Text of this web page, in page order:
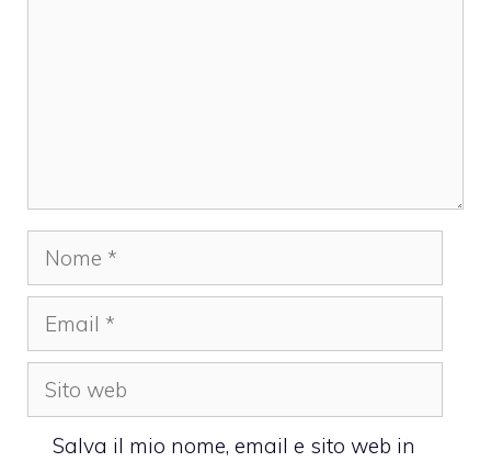
Nome
Email
Sito
web
Salva il mio nome, email e sito web in